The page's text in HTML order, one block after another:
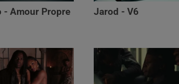
- Amour Propre Jarod - V6